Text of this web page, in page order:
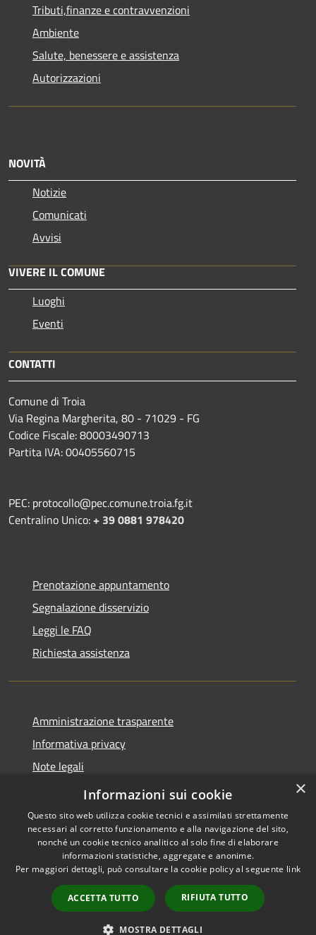
Tributi,finanze e contravvenzioni
Ambiente
Salute, benessere e assistenza
Autorizzazioni
NOVITÀ
Notizie
Comunicati
Avvisi
VIVERE IL COMUNE
Luoghi
Eventi
CONTATTI
Comune di Troia
Via Regina Margherita, 80 - 71029 - FG
Codice Fiscale: 80003490713
Partita IVA: 00405560715
PEC: protocollo@pec.comune.troia.fg.it
Centralino Unico:+ 39 0881 978420
Prenotazione appuntamento
Segnalazione disservizio
Leggi le FAQ
Richiesta assistenza
Amministrazione trasparente
Informativa privacy
Note legali
Dichiarazione di accessibilità
Accessibilità
Copyright © 2026 • Comune di
Troia • Powered by
Municipium•
Accesso
redazione
×
Informazioni sui cookie
Questo sito web utilizza cookie tecnici e assimilati strettamente
necessari al corretto funzionamento e alla navigazione del sito,
nonché un cookie tecnico analitico al solo fine di elaborare
informazioni statistiche, aggregate e anonime.
Per maggiori dettagli, può consultare la cookie policy al seguente link
ACCETTA TUTTO RIFIUTA TUTTO
MOSTRA DETTAGLI